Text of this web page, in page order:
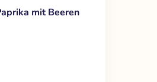
mit Beeren